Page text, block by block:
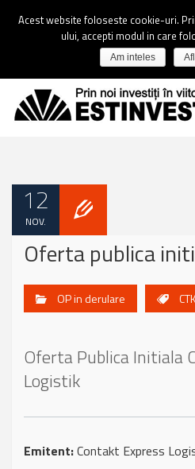
12
NOV.
Oferta publica
OP in derulare
Oferta Publica Initiala
Logistik
Emitent:Contakt Express
Acest website foloseste cookie-uri.
ului, accepti modul in care
Am inteles